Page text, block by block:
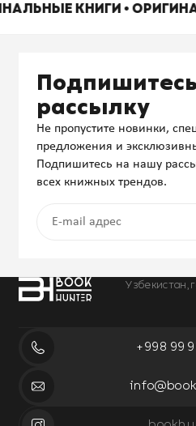
КНИГИ •
Узбекистан,
+998 99
рассылку
Не пропустите новинки,
предложения и
Подпишитесь на нашу
всех книжных трендов.